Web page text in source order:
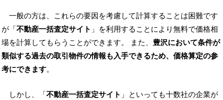
一般の方は、これらの要因を考慮して計算することは困難です
が「不動産一括査定サイト 」を利用することにより無料で価格相
場を計算してもらうことができます。 また、 豊沢において条件が
類似する過去の取引物件の情報も入手できるため、価格算定の参
考にできます。
しかし、「不動産一括査定サイト 」といっても十数社の企業が